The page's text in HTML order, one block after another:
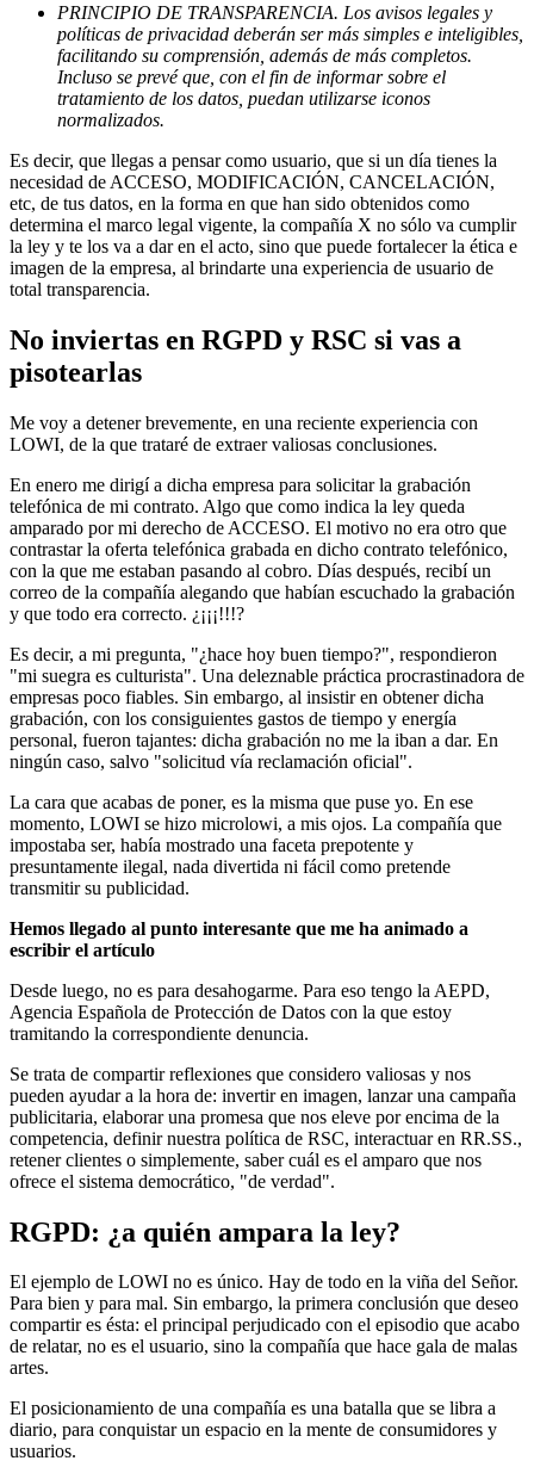
PRINCIPIO DE TRANSPARENCIA. Los avisos legales y
políticas de privacidad deberán ser más simples e inteligibles,
facilitando su comprensión, además de más completos.
Incluso se prevé que, con el fin de informar sobre el
tratamiento de los datos, puedan utilizarse iconos
normalizados.
Es decir, que llegas a pensar como usuario, que si un día tienes la
necesidad de ACCESO, MODIFICACIÓN, CANCELACIÓN,
etc, de tus datos, en la forma en que han sido obtenidos como
determina el marco legal vigente, la compañía X no sólo va cumplir
la ley y te los va a dar en el acto, sino que puede fortalecer la ética e
imagen de la empresa, al brindarte una experiencia de usuario de
total transparencia.
No inviertas en RGPD y RSC si vas a
pisotearlas
Me voy a detener brevemente, en una reciente experiencia con
LOWI, de la que trataré de extraer valiosas conclusiones.
En enero me dirigí a dicha empresa para solicitar la grabación
telefónica de mi contrato. Algo que como indica la ley queda
amparado por mi derecho de ACCESO. El motivo no era otro que
contrastar la oferta telefónica grabada en dicho contrato telefónico,
con la que me estaban pasando al cobro. Días después, recibí un
correo de la compañía alegando que habían escuchado la grabación
y que todo era correcto. ¿¡¡¡!!!?
Es decir, a mi pregunta, "¿hace hoy buen tiempo?", respondieron
"mi suegra es culturista". Una deleznable práctica procrastinadora de
empresas poco fiables. Sin embargo, al insistir en obtener dicha
grabación, con los consiguientes gastos de tiempo y energía
personal, fueron tajantes: dicha grabación no me la iban a dar. En
ningún caso, salvo "solicitud vía reclamación oficial".
La cara que acabas de poner, es la misma que puse yo. En ese
momento, LOWI se hizo microlowi, a mis ojos. La compañía que
impostaba ser, había mostrado una faceta prepotente y
presuntamente ilegal, nada divertida ni fácil como pretende
transmitir su publicidad.
Hemos llegado al punto interesante que me ha animado a
escribir el artículo
Desde luego, no es para desahogarme. Para eso tengo la AEPD,
Agencia Española de Protección de Datos con la que estoy
tramitando la correspondiente denuncia.
Se trata de compartir reflexiones que considero valiosas y nos
pueden ayudar a la hora de: invertir en imagen, lanzar una campaña
publicitaria, elaborar una promesa que nos eleve por encima de la
competencia, definir nuestra política de RSC, interactuar en RR.SS.,
retener clientes o simplemente, saber cuál es el amparo que nos
ofrece el sistema democrático, "de verdad".
RGPD: ¿a quién ampara la ley?
El ejemplo de LOWI no es único. Hay de todo en la viña del Señor.
Para bien y para mal. Sin embargo, la primera conclusión que deseo
compartir es ésta: el principal perjudicado con el episodio que acabo
de relatar, no es el usuario, sino la compañía que hace gala de malas
artes.
El posicionamiento de una compañía es una batalla que se libra a
diario, para conquistar un espacio en la mente de consumidores y
usuarios.